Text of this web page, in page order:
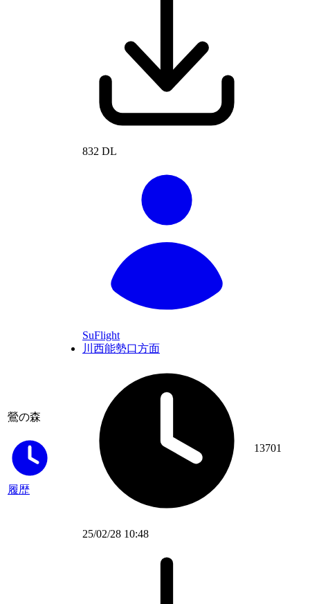
鶯の森
履歴
832 DL
SuFlight
川西能勢口方面
25/02/28 10:48
13701